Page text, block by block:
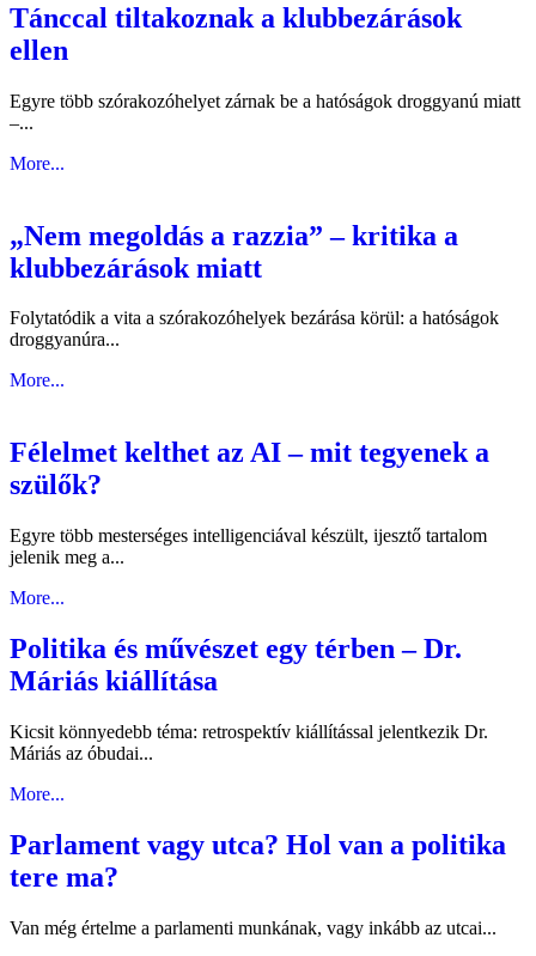
Tánccal tiltakoznak a klubbezárások
ellen
Egyre több szórakozóhelyet zárnak be a hatóságok droggyanú miatt
–...
More...
„Nem megoldás a razzia” – kritika a
klubbezárások miatt
Folytatódik a vita a szórakozóhelyek bezárása körül: a hatóságok
droggyanúra...
More...
Félelmet kelthet az AI – mit tegyenek a
szülők?
Egyre több mesterséges intelligenciával készült, ijesztő tartalom
jelenik meg a...
More...
Politika és művészet egy térben – Dr.
Máriás kiállítása
Kicsit könnyedebb téma: retrospektív kiállítással jelentkezik Dr.
Máriás az óbudai...
More...
Parlament vagy utca? Hol van a politika
tere ma?
Van még értelme a parlamenti munkának, vagy inkább az utcai...